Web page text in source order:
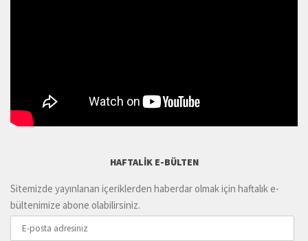
HAFTALIK E-BÜLTEN
Sitemizde yayınlanan içeriklerden haberdar olmak için haftalık e-
bültenimize abone olabilirsiniz.